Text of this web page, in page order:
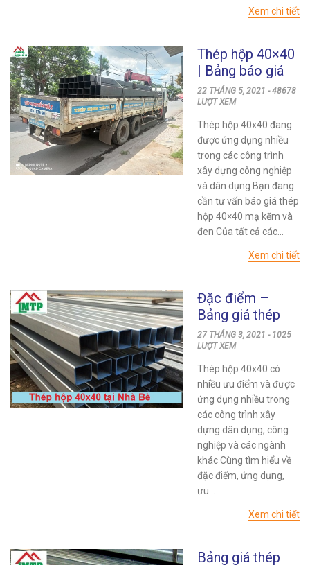
Xem chi tiết
Thép hộp 40×40
| Bảng báo giá
sắt hộp 40×40 –
thép hộp vuông
22 THÁNG 5, 2021 - 48678
LƯỢT XEM
Thép hộp 40x40 đang
được ứng dụng nhiều
trong các công trình
xây dựng công nghiệp
và dân dụng Bạn đang
cần tư vấn báo giá thép
hộp 40×40 mạ kẽm và
đen Của tất cả các...
Xem chi tiết
Đặc điểm –
Bảng giá thép
hộp 40×40 huyện
Nhà Bè mới nhất
27 THÁNG 3, 2021 - 1025
LƯỢT XEM
Thép hộp 40x40 có
nhiều ưu điểm và được
ứng dụng nhiều trong
các công trình xây
dựng dân dụng, công
nghiệp và các ngành
khác Cùng tìm hiểu về
đặc điểm, ứng dụng,
ưu...
Xem chi tiết
Bảng giá thép